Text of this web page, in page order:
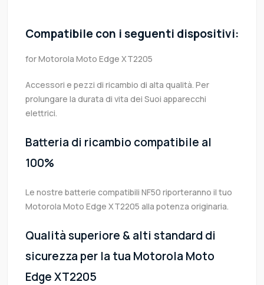
Compatibile con i seguenti dispositivi:
for Motorola Moto Edge XT2205
Accessori e pezzi di ricambio di alta qualità. Per
prolungare la durata di vita dei Suoi apparecchi
elettrici.
Batteria di ricambio compatibile al
100%
Le nostre batterie compatibili NF50 riporteranno il tuo
Motorola Moto Edge XT2205 alla potenza originaria.
Qualità superiore & alti standard di
sicurezza per la tua Motorola Moto
Edge XT2205